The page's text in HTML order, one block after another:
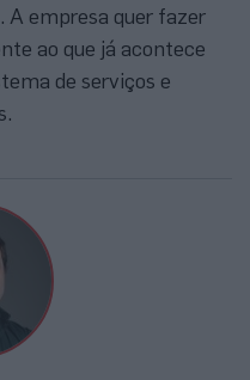
empresa quer fazer
ao que já acontece
de serviços e